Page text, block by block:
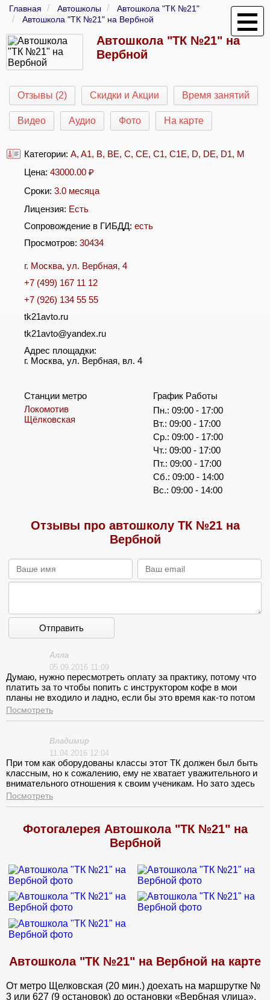
Главная Автошколы
Автошкола "ТК №21"
Автошкола "ТК №21" на Вербной
Автошкола "ТК №21" на
Вербной
Отзывы (2) Скидки и Акции Время занятий
Видео Аудио Фото На карте
Категории: A, A1, B, BE, C, CE, C1, C1E, D, DE, D1, M
Цена: 43000.00 ₽
Сроки: 3.0 месяца
Лицензия: Есть
Сопровождение в ГИБДД: есть
Просмотров: 30434
г. Москва, ул. Вербная, 4
+7 (499) 167 11 12
+7 (926) 134 55 55
tk21avto.ru
tk21avto@yandex.ru
Адрес площадки:
г. Москва, ул. Вербная, вл. 4
Станции метро
Локомотив
Щёлковская
График Работы
Пн.: 09:00 - 17:00
Вт.: 09:00 - 17:00
Ср.: 09:00 - 17:00
Чт.: 09:00 - 17:00
Пт.: 09:00 - 17:00
Сб.: 09:00 - 14:00
Вс.: 09:00 - 14:00
Отзывы про автошколу ТК №21 на
Вербной
Отправить
Алла
05.09.2016 11:09
Думаю, нужно пересмотреть оплату за практику, потому что
платить за то чтобы попить с инструктором кофе в мои
планы не входило и ладно, если бы это время как-то потом
отработали, но нет же, мы занятие закончили точно по
графику!
Посмотреть
Владимир
11.04.2016 12:04
При том как оборудованы классы этот ТК должен был быть
классным, но к сожалению, ему не хватает уважительного и
внимательного отношения к своим ученикам. Но зато здесь
внимательно пересчитают только ваши деньги. Примерно к
середине курса я заболел, позвонил администратору все
выздоровления я смогу учиться с другой группой. Но на деле
вышло что кто-то что-то не отметил и мои занятия сгорели.
Посмотреть
Фотогалерея Автошкола "ТК №21" на
Вербной
Автошкола "ТК №21" на Вербной на карте
От метро Щелковская (20 мин.) доехать на маршрутке №
3 или 627 (9 остановок) до остановки «Вербная улица».